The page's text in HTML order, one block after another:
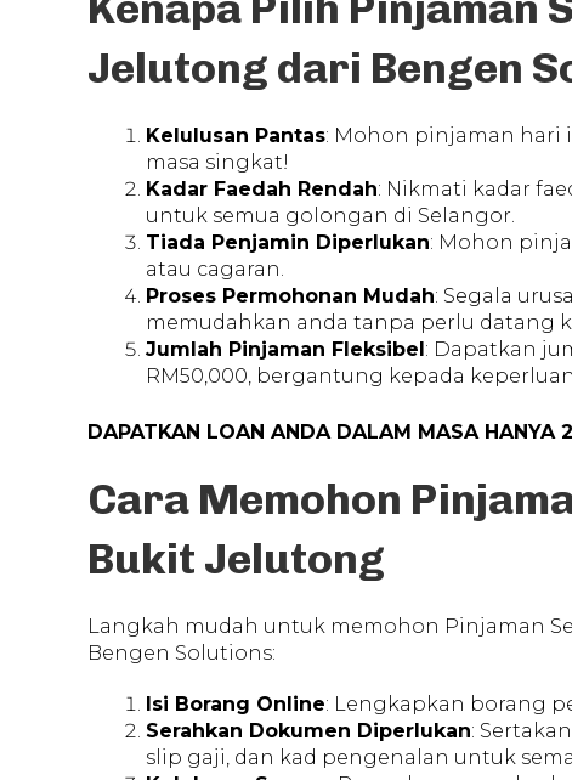
Jelutong dari Bengen
Kelulusan Pantas: Mohon pinjaman hari
masa singkat!
Kadar Faedah Rendah: Nikmati kadar
untuk semua golongan di Selangor.
Tiada Penjamin Diperlukan: Mohon
atau cagaran.
Proses Permohonan Mudah: Segala
memudahkan anda tanpa perlu datang
Jumlah Pinjaman Fleksibel: Dapatkan
RM50,000, bergantung kepada
DAPATKAN LOAN ANDA DALAM MASA HANYA
Cara Memohon
Bukit Jelutong
Langkah mudah untuk memohon Pinjaman
Bengen Solutions:
Isi Borang Online: Lengkapkan borang
Serahkan Dokumen Diperlukan:
slip gaji, dan kad pengenalan untuk